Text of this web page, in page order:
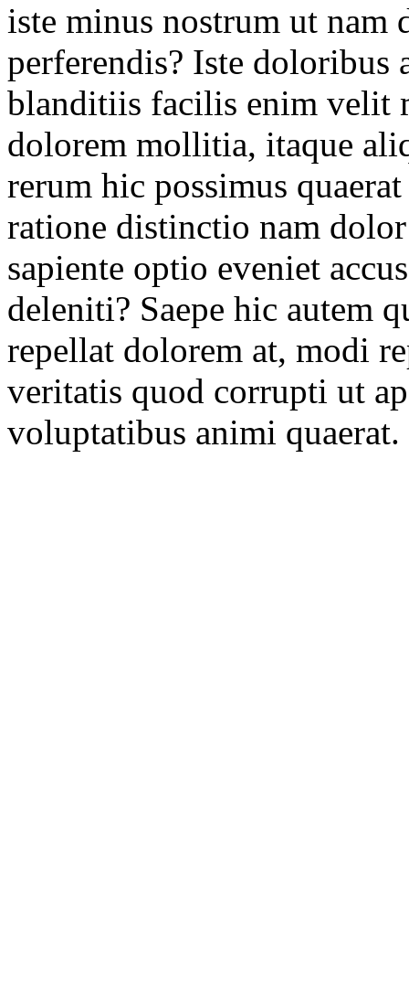
iste minus nostrum ut nam
perferendis? Iste doloribus
blanditiis facilis enim velit
dolorem mollitia, itaque
rerum hic possimus
ratione distinctio nam
sapiente optio eveniet
deleniti? Saepe hic autem
repellat dolorem at, modi
veritatis quod corrupti ut
voluptatibus animi quaerat.